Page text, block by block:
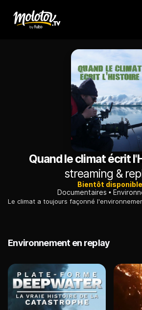
Quand le climat écrit
streaming &
Bientôt disponible
Documentaires
Environnement en replay